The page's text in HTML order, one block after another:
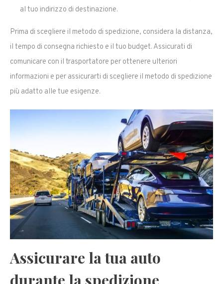
al tuo indirizzo di destinazione.
Prima di scegliere il metodo di spedizione, considera la distanza,
il tempo di consegna richiesto e il tuo budget. Assicurati di
comunicare con il trasportatore per ottenere ulteriori
informazioni e per assicurarti di scegliere il metodo di spedizione
più adatto alle tue esigenze.
Assicurare la tua auto
durante la spedizione